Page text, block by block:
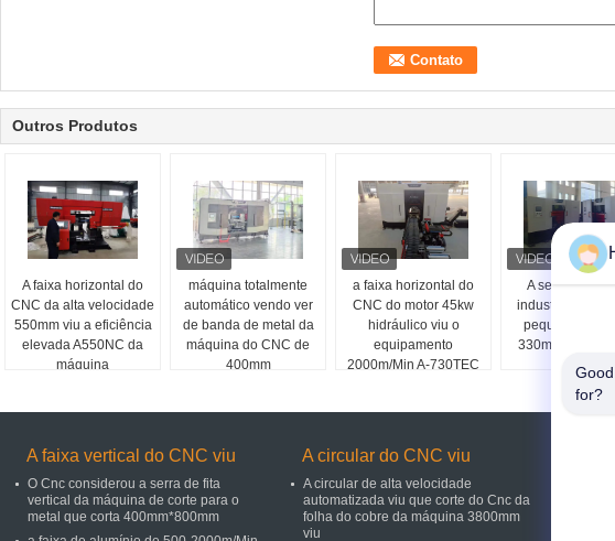
Outros Produtos
A faixa horizontal do
CNC da alta velocidade
550mm viu a eficiência
elevada A550NC da
máquina
máquina totalmente
automático vendo ver
de banda de metal da
máquina do CNC de
400mm
a faixa horizontal do
CNC do motor 45kw
hidráulico viu o
equipamento
2000m/Min A-730TEC
A serra
industrial da
pequeno
330mm
A330NC
A faixa vertical do CNC viu
O Cnc considerou a serra de fita
vertical da máquina de corte para o
metal que corta 400mm*800mm
A circular do CNC viu
A circular de alta velocidade
automatizada viu que corte do Cnc da
folha do cobre da máquina 3800mm
viu
for?